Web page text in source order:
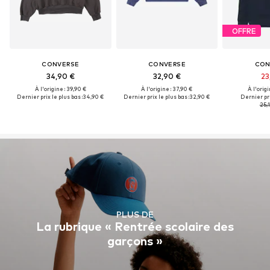
CONVERSE
34,90 €
À l'origine : 39,90 €
Dernier prix le plus bas :34,90 €
CONVERSE
32,90 €
À l'origine : 37,90 €
Dernier prix le plus bas :32,90 €
OFFRE
À
Dernier
PLUS DE
La rubrique « Rentrée scolaire des
garçons »